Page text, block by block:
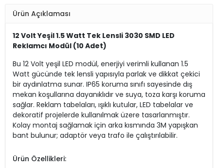
Ürün Açıklaması
12 Volt Yeşil 1.5 Watt Tek Lensli 3030 SMD LED
Reklamcı Modül (10 Adet)
Bu 12 Volt yeşil LED modül, enerjiyi verimli kullanan 1.5
Watt gücünde tek lensli yapısıyla parlak ve dikkat çekici
bir aydınlatma sunar. IP65 koruma sınıfı sayesinde dış
mekan koşullarına dayanıklıdır ve suya, toza karşı koruma
sağlar. Reklam tabelaları, ışıklı kutular, LED tabelalar ve
dekoratif projelerde kullanılmak üzere tasarlanmıştır.
Kolay montaj sağlamak için arka kısmında 3M yapışkan
bant bulunur; adaptör veya trafo ile çalıştırılabilir.
Ürün Özellikleri: